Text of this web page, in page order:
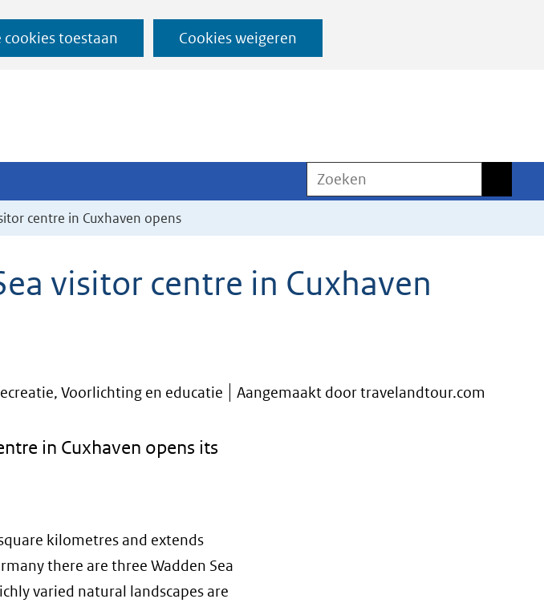
cookies toestaan Cookies weigeren
Ga
naar
Zoeken
centre in Cuxhaven opens
visitor centre in Cuxhaven
Voorlichting en educatie Aangemaakt door travelandtour.com
in Cuxhaven opens its
kilometres and extends
there are three Wadden Sea
varied natural landscapes are